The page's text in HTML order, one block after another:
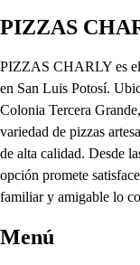
PIZZAS
PIZZAS CHARLY es el
en San Luis Potosí.
Colonia Tercera
variedad de pizzas
de alta calidad. Desde
opción promete
familiar y amigable lo
Menú